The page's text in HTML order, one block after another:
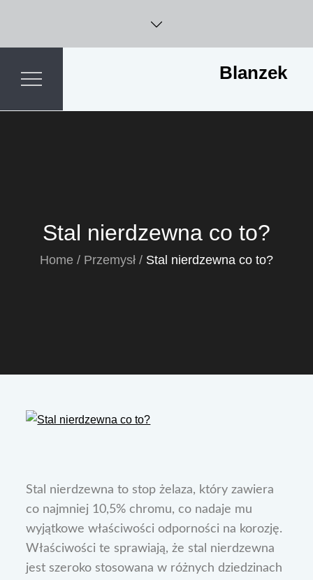
content
Blanzek
Stal nierdzewna co to?
Home Przemysł Stal nierdzewna co to?
Stal nierdzewna to stop żelaza, który zawiera
co najmniej 10,5% chromu, co nadaje mu
wyjątkowe właściwości odporności na korozję.
Właściwości te sprawiają, że stal nierdzewna
jest szeroko stosowana w różnych dziedzinach